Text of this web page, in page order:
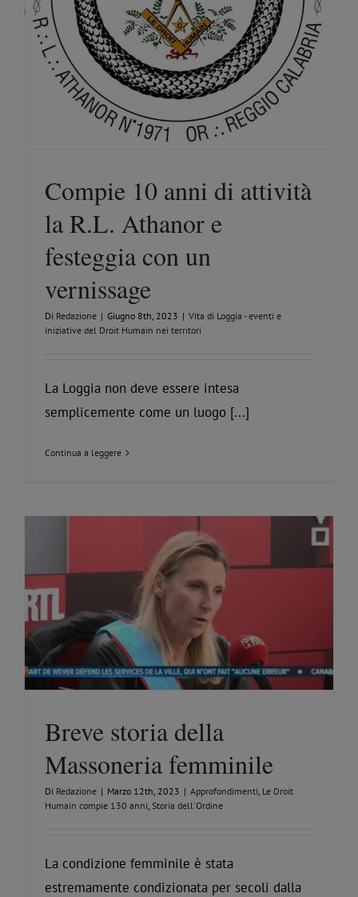
Compie 10 anni di attività
la R.L. Athanor e
festeggia con un
vernissage
Di Redazione | Giugno 8th, 2023 | Vita di Loggia - eventi e
iniziative del Droit Humain nei territori
La Loggia non deve essere intesa
semplicemente come un luogo [...]
Continua a leggere
Breve storia della
Massoneria femminile
Di Redazione | Marzo 12th, 2023 | Approfondimenti Le Droit
Humain compie 130 anni Storia dell'Ordine
La condizione femminile è stata
estremamente condizionata per secoli dalla